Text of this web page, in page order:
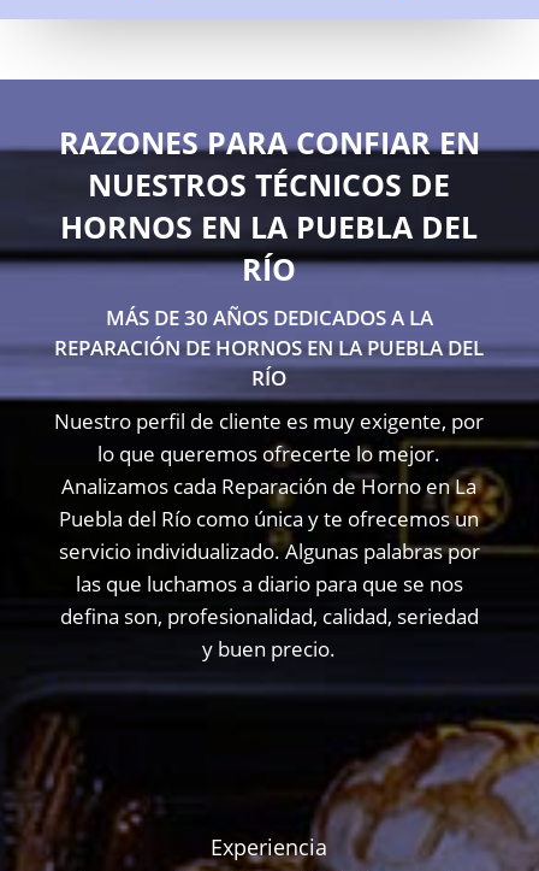
RAZONES PARA CONFIAR EN
NUESTROS TÉCNICOS DE
HORNOS EN LA PUEBLA DEL
RÍO
MÁS DE 30 AÑOS DEDICADOS A LA
REPARACIÓN DE HORNOS EN LA PUEBLA DEL
RÍO
Nuestro perfil de cliente es muy exigente, por
lo que queremos ofrecerte lo mejor.
Analizamos cada Reparación de Horno en La
Puebla del Río como única y te ofrecemos un
servicio individualizado. Algunas palabras por
las que luchamos a diario para que se nos
defina son, profesionalidad, calidad, seriedad
y buen precio.
Experiencia